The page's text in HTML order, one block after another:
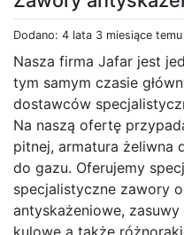
Dodano: 4 lata 3 miesiące temu
Nasza firma Jafar jest
tym samym czasie
dostawców
Na naszą ofertę
pitnej, armatura żeliwna
do gazu. Oferujemy
specjalistyczne zawory
antyskażeniowe,
kulowe a także